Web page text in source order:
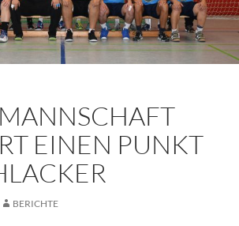
EINEN PUNKT
BERICHTE